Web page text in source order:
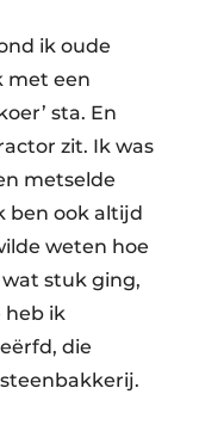
ik oude
met een
sta. En
zit. Ik was
metselde
ben ook altijd
weten hoe
stuk ging,
heb ik
die